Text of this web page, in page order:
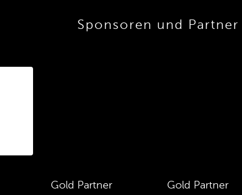
Sponsoren und Partner
Gold Partner Gold Partner